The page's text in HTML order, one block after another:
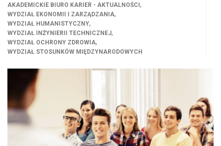
AKADEMICKIE BIURO KARIER - AKTUALNOŚCI ,
WYDZIAŁ EKONOMII I ZARZĄDZANIA,
WYDZIAŁ HUMANISTYCZNY,
WYDZIAŁ INŻYNIERII TECHNICZNEJ,
WYDZIAŁ OCHRONY ZDROWIA,
WYDZIAŁ STOSUNKÓW MIĘDZYNARODOWYCH